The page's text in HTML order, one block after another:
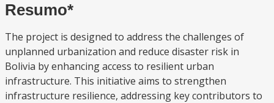
Resumo*
The project is designed to address the challenges of
unplanned urbanization and reduce disaster risk in
Bolivia by enhancing access to resilient urban
infrastructure. This initiative aims to strengthen
infrastructure resilience, addressing key contributors to